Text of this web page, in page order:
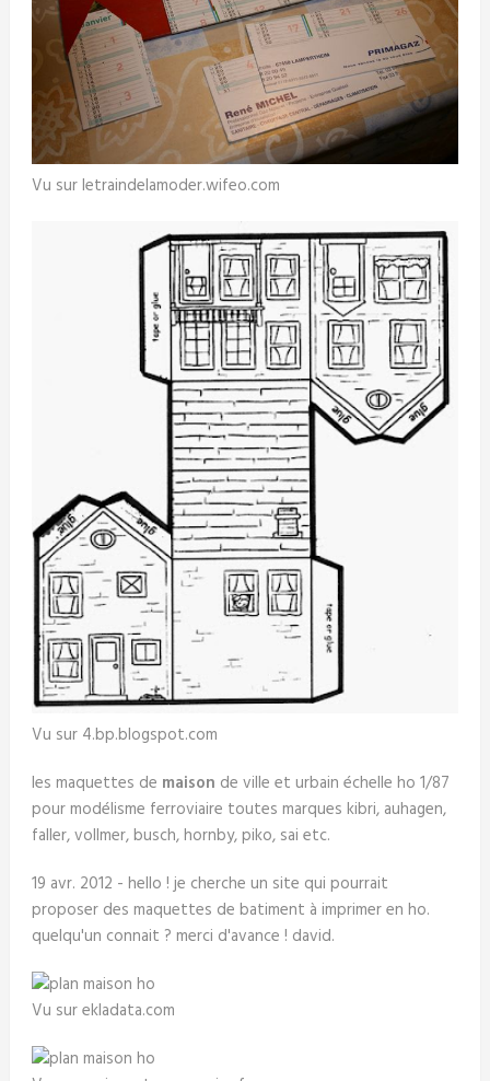
Vu sur letraindelamoder.wifeo.com
Vu sur 4.bp.blogspot.com
les maquettes de maison de ville et urbain échelle ho 1/87
pour modélisme ferroviaire toutes marques kibri, auhagen,
faller, vollmer, busch, hornby, piko, sai etc.
19 avr. 2012 - hello ! je cherche un site qui pourrait
proposer des maquettes de batiment à imprimer en ho.
quelqu'un connait ? merci d'avance ! david.
Vu sur ekladata.com